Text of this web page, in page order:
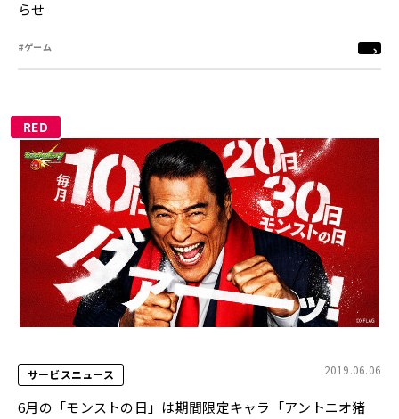
らせ
#ゲーム
RED
サービスニュース 2019.06.06
6月の「モンストの日」は期間限定キャラ「アントニオ猪